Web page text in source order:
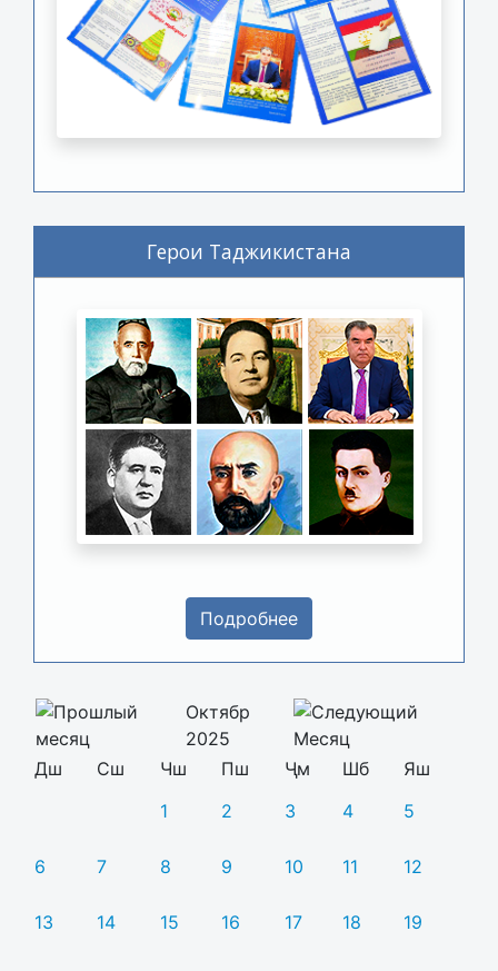
Герои Таджикистана
Подробнее
Октябр
2025
Дш
Сш Чш Пш Ҷм Шб
Яш
1
2 3 4 5
6 7 8 9 10 11 12
13 14 15 16 17 18 19